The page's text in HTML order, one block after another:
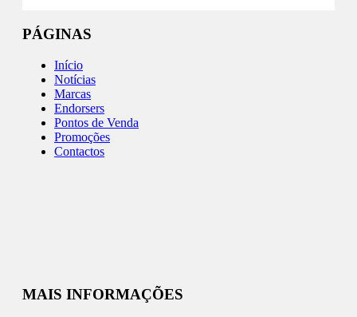
PÁGINAS
Início
Notícias
Marcas
Endorsers
Pontos de Venda
Promoções
Contactos
MAIS INFORMAÇÕES